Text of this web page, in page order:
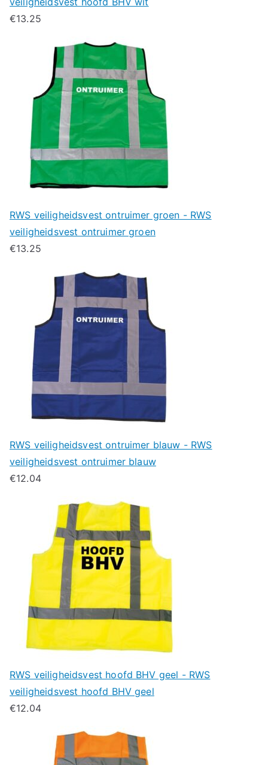
€13.25
RWS veiligheidsvest ontruimer groen - RWS
veiligheidsvest ontruimer groen
€13.25
RWS veiligheidsvest ontruimer blauw - RWS
veiligheidsvest ontruimer blauw
€12.04
RWS veiligheidsvest hoofd BHV geel - RWS
veiligheidsvest hoofd BHV geel
€12.04